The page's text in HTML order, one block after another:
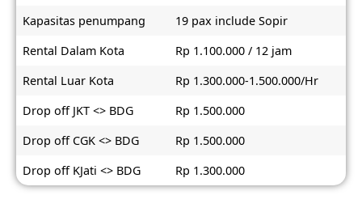
Kapasitas penumpang
19 pax include Sopir
Rental Dalam Kota
Rp 1.100.000 / 12 jam
Rental Luar Kota
Rp 1.300.000-1.500.000/Hr
Drop off JKT <> BDG
Rp 1.500.000
Drop off CGK <> BDG
Rp 1.500.000
Drop off KJati <> BDG
Rp 1.300.000